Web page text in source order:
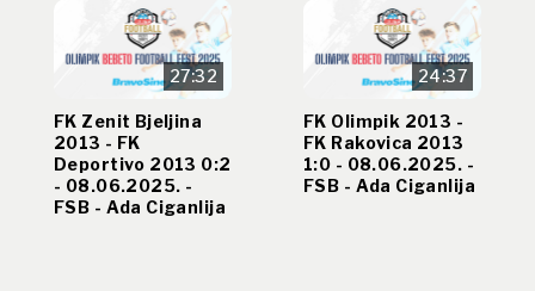
27:32
FK Zenit Bjeljina
2013 - FK
Deportivo 2013 0:2
- 08.06.2025. -
FSB - Ada Ciganlija
24:37
FK Olimpik 2013 -
FK Rakovica 2013
1:0 - 08.06.2025. -
FSB - Ada Ciganlija